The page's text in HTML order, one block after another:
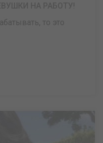
то это